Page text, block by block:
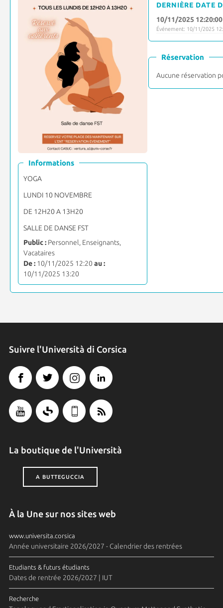
Informations
YOGA
LUNDI 10 NOVEMBRE
DE 12H20 A 13H20
SALLE DE DANSE FST
Public :Personnel, Enseignants,
Vacataires
De :10/11/2025 12:20 au :
10/11/2025 13:20
DERNIÈRE DATE
10/11/2025 12:20:00
Événement: 10/11/2025
Réservation
Aucune réservation
Suivre l'Università di Corsica
La boutique de l'Università
A BUTTEGUCCIA
À la Une sur nos sites web
www.universita.corsica
Année universitaire 2026/2027 - Calendrier des rentrées
Etudiants & futurs étudiants
Dates de rentrée 2026/2027 | IUT
Recherche